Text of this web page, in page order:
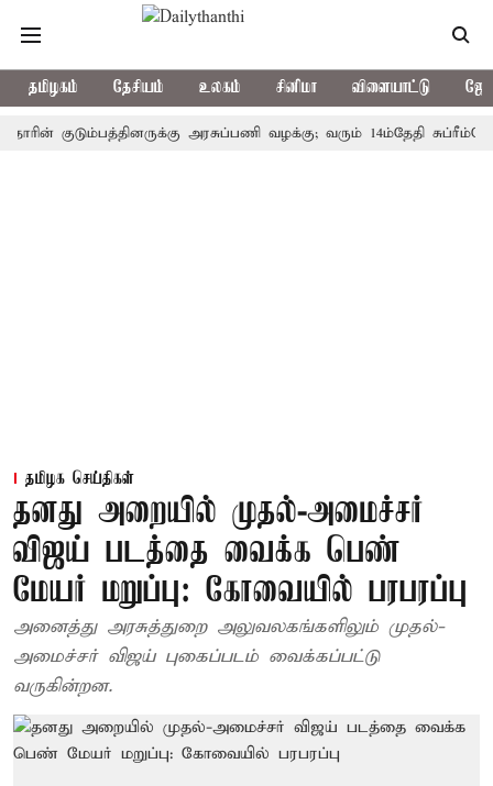
தமிழகம் தேசியம் உலகம் சினிமா விளையாட்டு
அரசுப்பணி வழக்கு; வரும் 14ம்தேதி
தமிழக செய்திகள்
தனது அறையில் முதல்-அமைச்சர்
விஜய் படத்தை வைக்க பெண்
மேயர் மறுப்பு: கோவையில் பரபரப்பு
அனைத்து அரசுத்துறை அலுவலகங்களிலும் முதல்-
அமைச்சர் விஜய் புகைப்படம் வைக்கப்பட்டு
வருகின்றன.